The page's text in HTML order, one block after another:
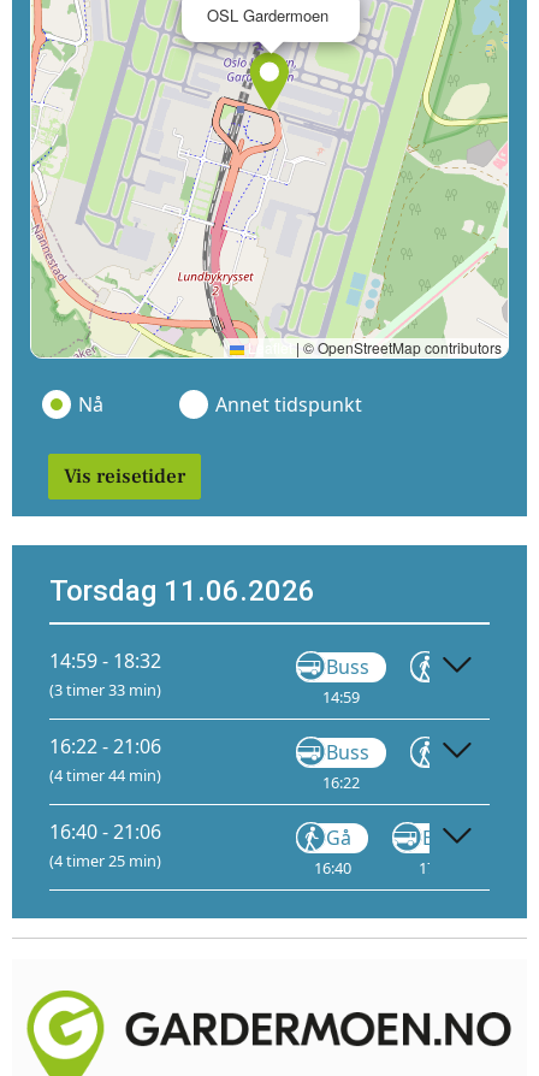
OSL Gardermoen
Leaflet | © OpenStreetMap contributors
Nå Annet tidspunkt
Vis reisetider
Torsdag 11.06.2026
14:59 - 18:32
(3 timer 33 min)
Buss
14:59
Gå
16:22 - 21:06
(4 timer 44 min)
Buss
16:22
Gå
16:40 - 21:06
(4 timer 25 min)
Gå
16:40
Buss
17:18